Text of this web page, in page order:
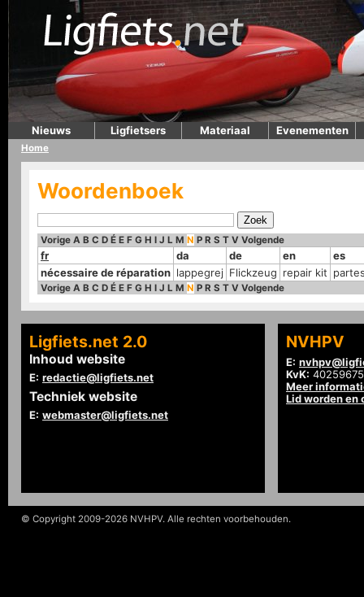
Nieuws Ligfietsers Materiaal Evenementen
Home
Woordenboek
Vorige A B C D É E F G H I J L M N P R S T V Volgende
fr da de en
es
nécessaire de réparation lappegrej Flickzeug repair kit
Vorige A B C D É E F G H I J L M N P R S T V Volgende
Ligfiets.net 2.0
Inhoud website
E: redactie@ligfiets.net
Techniek website
E: webmaster@ligfiets.net
NVHPV
E:
KvK: 40259675
Meer
Lid worden en
© Copyright 2009-2026 NVHPV. Alle rechten voorbehouden.